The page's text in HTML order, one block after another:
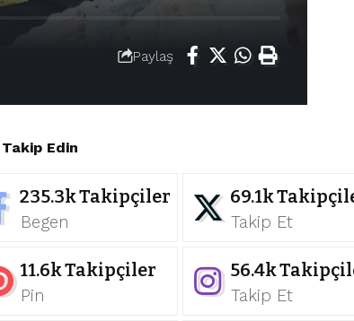
Paylaş
Edin
235.3kTakipçiler
Begen
69.1k
Takip Et
11.6kTakipçiler
Pin
56.4k
Takip Et